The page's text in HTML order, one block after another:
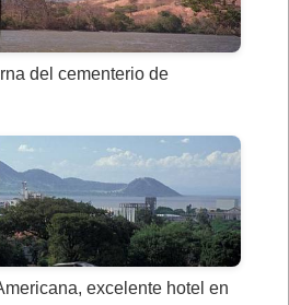
del cementerio de
excelente hotel en